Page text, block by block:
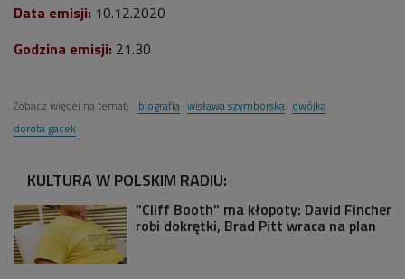
Data emisji: 10.12.2020
Godzina emisji: 21.30
Zobacz więcej na temat: biografia wisława szymborska dwójka
dorota gacek
KULTURA W POLSKIM RADIU:
"Cliff Booth" ma kłopoty: David Fincher
robi dokrętki, Brad Pitt wraca na plan